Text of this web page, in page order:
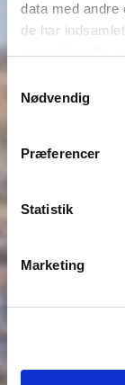
data med andre
de har
Nødvendig
Præferencer
Statistik
Marketing